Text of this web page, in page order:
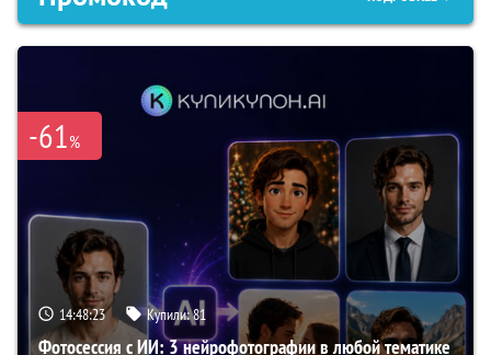
-61%
14:48:22 Купили:81
Фотосессия с ИИ: 3 нейрофотографии в любой тематике